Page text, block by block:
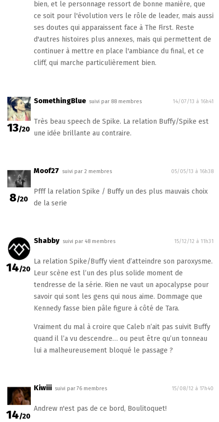
bien, et le personnage ressort de bonne manière, que
ce soit pour l'évolution vers le rôle de leader, mais aussi
ses doutes qui apparaissent face à The First. Reste
d'autres histoires plus annexes, mais qui permettent de
continuer à mettre en place l'ambiance du final, et ce
cliff, qui marche particulièrement bien.
13/20
SomethingBlue suivi par 88 membres 14/07/13 à 16h41
Très beau speech de Spike. La relation Buffy/Spike est
une idée brillante au contraire.
8/20
Moof27 suivi par 2 membres 05/05/13 à 16h38
Pfff la relation Spike / Buffy un des plus mauvais choix
de la serie
14/20
Shabby suivi par 48 membres 15/12/12 à 11h31
La relation Spike/Buffy vient d’atteindre son paroxysme.
Leur scène est l’un des plus solide moment de
tendresse de la série. Rien ne vaut un apocalypse pour
savoir qui sont les gens qui nous aime. Dommage que
Kennedy fasse bien pâle figure à côté de Tara.
Vraiment du mal à croire que Caleb n’ait pas suivit Buffy
quand il l’a vu descendre… ou peut être qu’un tonneau
lui a malheureusement bloqué le passage ?
14/20
Kiwiii suivi par 76 membres 15/08/12 à 17h40
Andrew n'est pas de ce bord, Boulitoquet!